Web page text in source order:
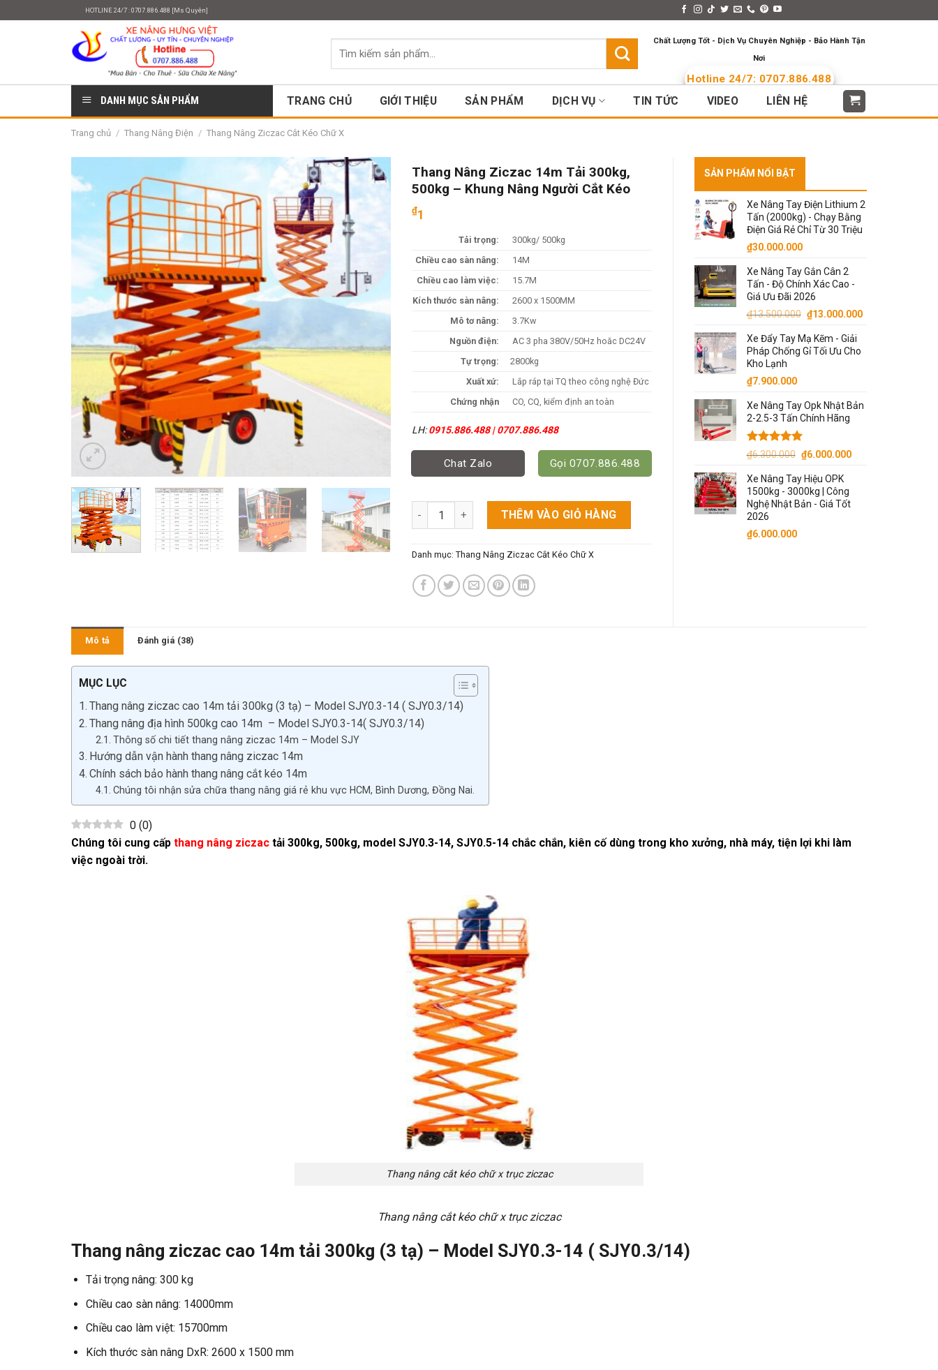
HOTLINE 24/7 : 0707.886.488 [Ms Quyên]
Tìm
Chất Lượng Tốt - Dịch Vụ Chuyên Nghiệp - Bảo Hành Tận
Nơi
Hotline 24/7: 0707.886.488
DANH MỤC SẢN PHẨM
TRANG CHỦ GIỚI THIỆU SẢN PHẨM DỊCH VỤ TIN TỨC VIDEO LIÊN HỆ
Trang chủ / Thang Nâng Điện / Thang Nâng Ziczac Cắt Kéo Chữ X
Thang Nâng Ziczac 14m Tải 300kg,
500kg – Khung Nâng Người Cắt Kéo
₫1
Tải trọng:
300kg/ 500kg
Chiều cao sàn nâng:
14M
Chiều cao làm việc:
15.7M
Kích thước sàn nâng:
2600 x 1500MM
Mô tơ nâng:
3.7Kw
Nguồn điện:
AC 3 pha 380V/50Hz hoăc DC24V
Tự trọng:
2800kg
Xuất xứ:
Lắp ráp tại TQ theo công nghệ Đức
Chứng nhận
CO, CQ, kiểm định an toàn
LH:0915.886.488 | 0707.886.488
Chat Zalo Gọi 0707.886.488
Thang Nâng Ziczac 14m Tải 300kg, 500kg - Khung Nâng Người Cắt Kéo số lượng
THÊM VÀO GIỎ HÀNG
Danh mục: Thang Nâng Ziczac Cắt Kéo Chữ X
SẢN PHẨM NỔI BẬT
Xe Nâng Tay Điện Lithium 2
Tấn (2000kg) - Chạy Bằng
Điện Giá Rẻ Chỉ Từ 30 Triệu
₫30.000.000
Xe Nâng Tay Gắn Cân 2
Tấn - Độ Chính Xác Cao -
Giá Ưu Đãi 2026
₫13.500.000 Giá
là:
₫13.500.000.
₫13.000.000Giá
Xe Đẩy Tay Mạ Kẽm - Giải
Pháp Chống Gỉ Tối Ưu Cho
Kho Lạnh
₫7.900.000
Xe Nâng Tay Opk Nhật Bản
2-2.5-3 Tấn Chính Hãng
Được xếp
5 sao
₫6.300.000 Giá
là:
₫6.300.000.
₫6.000.000Giá
₫6.000.000.
Xe Nâng Tay Hiệu OPK
1500kg - 3000kg | Công
Nghệ Nhật Bản - Giá Tốt
2026
₫6.000.000
Mô tả Đánh giá (38)
MỤC LỤC
Thang nâng ziczac cao 14m tải 300kg (3 tạ) – Model SJY0.3-14 ( SJY0.3/14)
Thang nâng địa hình 500kg cao 14m – Model SJY0.3-14( SJY0.3/14)
Thông số chi tiết thang nâng ziczac 14m – Model SJY
Hướng dẫn vận hành thang nâng ziczac 14m
Chính sách bảo hành thang nâng cắt kéo 14m
Chúng tôi nhận sửa chữa thang nâng giá rẻ khu vực HCM, Bình Dương, Đồng Nai.
0 (0)
Chúng tôi cung cấp thang nâng ziczac tải 300kg, 500kg, model SJY0.3-14, SJY0.5-14 chắc chắn, kiên cố dùng trong kho xưởng, nhà máy, tiện lợi khi làm
việc ngoài trời.
Thang nâng cắt kéo chữ x trục ziczac
Thang nâng cắt kéo chữ x trục ziczac
Thang nâng ziczac cao 14m tải 300kg (3 tạ) – Model SJY0.3-14 ( SJY0.3/14)
Tải trọng nâng: 300 kg
Chiều cao sàn nâng: 14000mm
Chiều cao làm việt: 15700mm
Kích thước sàn nâng DxR: 2600 x 1500 mm